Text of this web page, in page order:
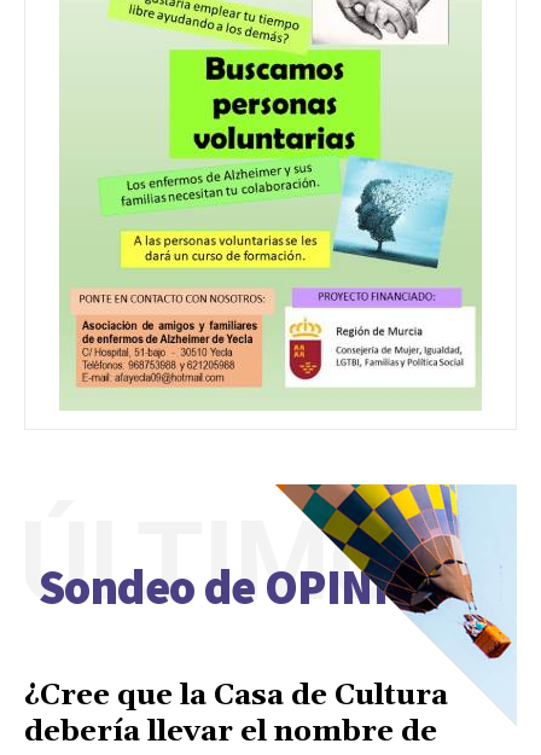
Sondeo de OPINIÓN
ÚLTIMO
¿Cree que la Casa de Cultura
debería llevar el nombre de